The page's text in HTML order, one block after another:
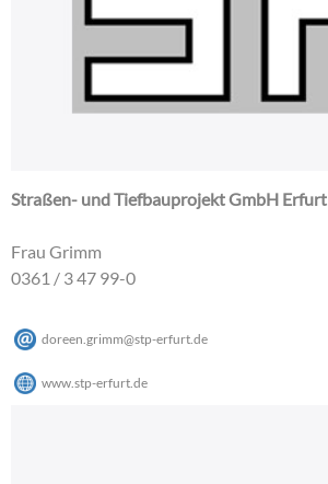
Straßen- und Tiefbauprojekt GmbH Erfurt
Frau Grimm
0361 / 3 47 99-0
doreen.grimm@stp-erfurt de
www.stp-erfurt.de